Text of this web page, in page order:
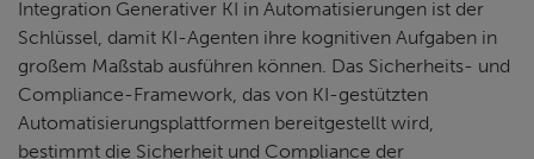
Integration Generativer KI in Automatisierungen ist der
Schlüssel, damit KI-Agenten ihre kognitiven Aufgaben in
großem Maßstab ausführen können. Das Sicherheits- und
Compliance-Framework, das von KI-gestützten
Automatisierungsplattformen bereitgestellt wird,
bestimmt die Sicherheit und Compliance der